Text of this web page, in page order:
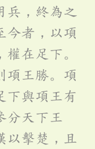
兵，終為之
今者，以項
在足下。
項王勝。項
下與項王有
分天下王
以擊楚，且